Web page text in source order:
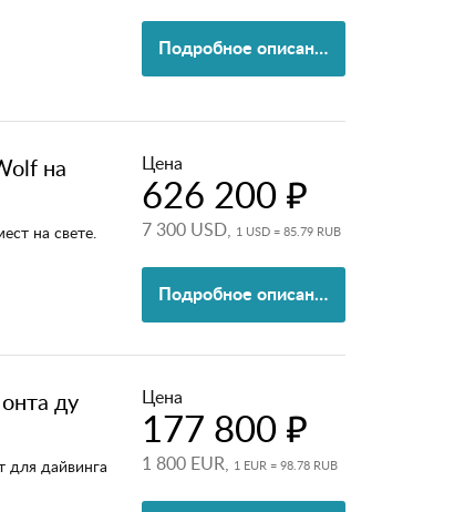
Подробное описание
на
на свете.
Цена
626 200 ₽
7 300 USD, 1 USD = 85.79 RUB
Подробное описание
ду
для дайвинга
Цена
177 800 ₽
1 800 EUR, 1 EUR = 98.78 RUB